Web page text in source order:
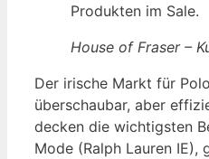
Produkten im Sale.
House of Fraser –
Der irische Markt für
überschaubar, aber
decken die wichtigsten
Mode (Ralph Lauren IE),